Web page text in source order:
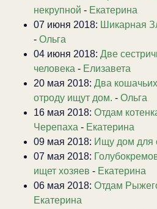
некрупной - Екатерина
07 июня 2018: Шикарная
- Ольга
04 июня 2018: Две
человека - Елизавета
20 мая 2018: Два
отроду ищут дом. - Ольга
16 мая 2018: Отдам
Черепаха - Екатерина
09 мая 2018: Ищу дом для
07 мая 2018:
ищет хозяев - Екатерина
06 мая 2018: Отдам
Екатерина